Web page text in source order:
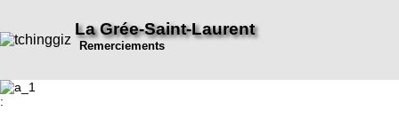
La Grée-Saint-Laurent
Remerciements
: